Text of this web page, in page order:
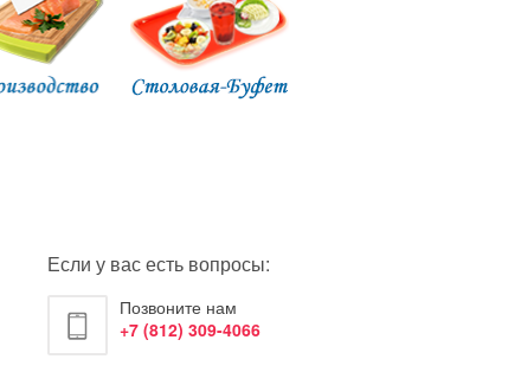
Если у вас есть вопросы:
Позвоните нам
+7 (812) 309-4066